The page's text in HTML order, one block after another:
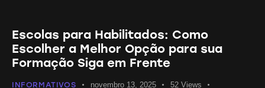
Escolas para Habilitados: Como
Escolher a Melhor Opção para sua
Formação Siga em Frente
INFORMATIVOS novembro 13, 2025 52 Views